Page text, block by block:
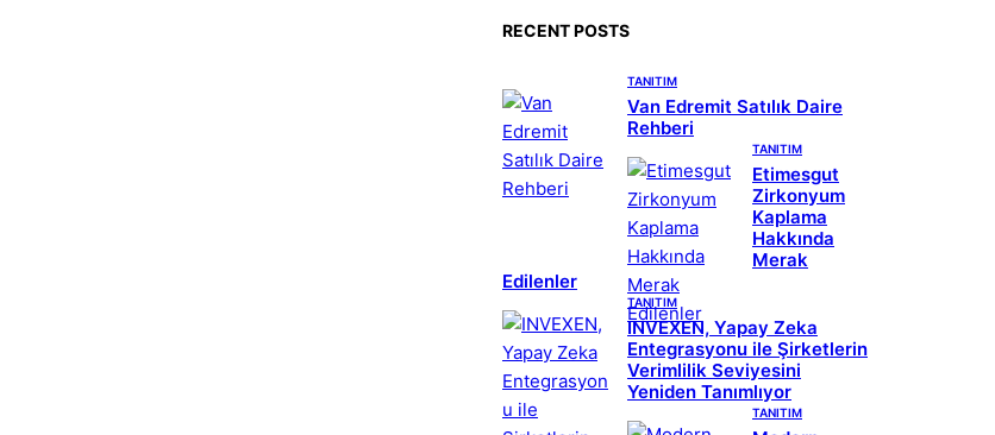
RECENT POSTS
TANITIM
Van Edremit Satılık Daire
Rehberi
TANITIM
Etimesgut
Zirkonyum
Kaplama
Hakkında
Merak
Edilenler
TANITIM
INVEXEN, Yapay Zeka
Entegrasyonu ile Şirketlerin
Verimlilik Seviyesini
Yeniden Tanımlıyor
TANITIM